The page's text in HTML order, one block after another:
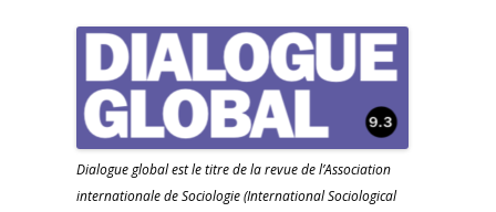
Dialogue globalest le titre de la revue de l’Association
internationale de Sociologie(International Sociological